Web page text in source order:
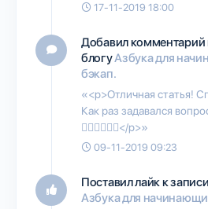
17-11-2019 18:00
Добавил комментарий
блогуАзбука для
бэкап.
«<p>Отличная статья!
Как раз задавался
👍🏻👍🏻👍🏻</p>»
09-11-2019 09:23
Поставил лайк к
Азбука для